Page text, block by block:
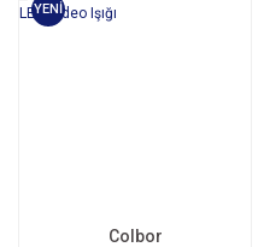
YENİ
Colbor